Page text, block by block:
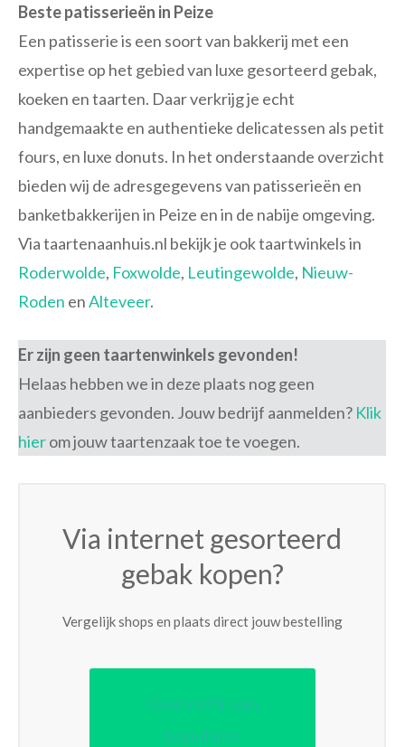
Beste patisserieën in Peize
Een patisserie is een soort van bakkerij met een
expertise op het gebied van luxe gesorteerd gebak,
koeken en taarten. Daar verkrijg je echt
handgemaakte en authentieke delicatessen als petit
fours, en luxe donuts. In het onderstaande overzicht
bieden wij de adresgegevens van patisserieën en
banketbakkerijen in Peize en in de nabije omgeving.
Via taartenaanhuis.nl bekijk je ook taartwinkels in
Roderwolde, Foxwolde, Leutingewolde, Nieuw-
Roden enAlteveer.
Er zijn geen taartenwinkels gevonden!
Helaas hebben we in deze plaats nog geen
aanbieders gevonden. Jouw bedrijf aanmelden? Klik
hierom jouw taartenzaak toe te voegen.
Via internet gesorteerd
gebak kopen?
Vergelijk shops en plaats direct jouw bestelling
Overzicht van
populaire